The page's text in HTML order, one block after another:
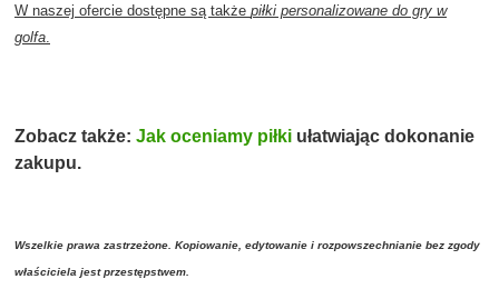
W naszej ofercie dostępne są także piłki personalizowane do gry w
golfa.
Zobacz także: Jak oceniamy piłki ułatwiając dokonanie
zakupu.
Wszelkie prawa zastrzeżone. Kopiowanie, edytowanie i rozpowszechnianie bez zgody
właściciela jest przestępstwem.